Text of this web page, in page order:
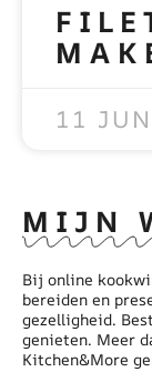
11
MIJN
Bij online
bereiden en
gezelligheid.
genieten. Meer
Kitchen&More